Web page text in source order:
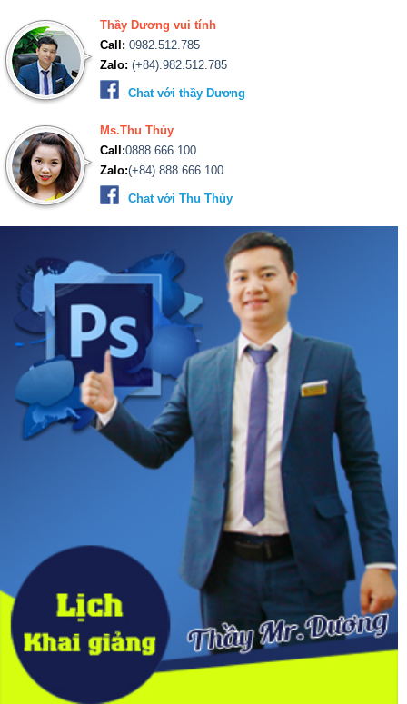
Thầy Dương vui tính
Call: 0982.512.785
Zalo: (+84).982.512.785
Chat với thầy Dương
Ms.Thu Thủy
Call:0888.666.100
Zalo:(+84).888.666.100
Chat với Thu Thủy